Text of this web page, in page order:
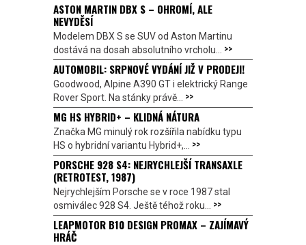
ASTON MARTIN DBX S – OHROMÍ, ALE
NEVYDĚSÍ
Modelem DBX S se SUV od Aston Martinu
dostává na dosah absolutního vrcholu... >>
AUTOMOBIL: SRPNOVÉ VYDÁNÍ JIŽ V PRODEJI!
Goodwood, Alpine A390 GT i elektrický Range
Rover Sport. Na stánky právě... >>
MG HS HYBRID+ – KLIDNÁ NÁTURA
Značka MG minulý rok rozšířila nabídku typu
HS o hybridní variantu Hybrid+,... >>
PORSCHE 928 S4: NEJRYCHLEJŠÍ TRANSAXLE
(RETROTEST, 1987)
Nejrychlejším Porsche se v roce 1987 stal
osmiválec 928 S4. Ještě téhož roku... >>
LEAPMOTOR B10 DESIGN PROMAX – ZAJÍMAVÝ
HRÁČ